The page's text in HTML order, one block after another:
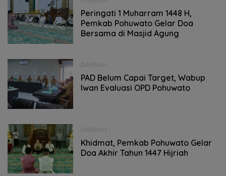
Peringati 1 Muharram 1448 H,
Pemkab Pohuwato Gelar Doa
Bersama di Masjid Agung
PAD Belum Capai Target, Wabup
Iwan Evaluasi OPD Pohuwato
Khidmat, Pemkab Pohuwato Gelar
Doa Akhir Tahun 1447 Hijriah